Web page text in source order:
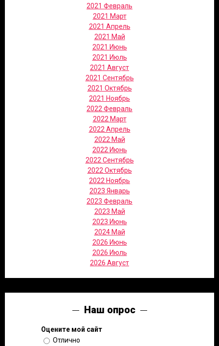
2021 Февраль
2021 Март
2021 Апрель
2021 Май
2021 Июнь
2021 Июль
2021 Август
2021 Сентябрь
2021 Октябрь
2021 Ноябрь
2022 Февраль
2022 Март
2022 Апрель
2022 Май
2022 Июнь
2022 Сентябрь
2022 Октябрь
2022 Ноябрь
2023 Январь
2023 Февраль
2023 Май
2023 Июнь
2024 Май
2026 Июнь
2026 Июль
2026 Август
Наш опрос
Оцените мой сайт
Отлично